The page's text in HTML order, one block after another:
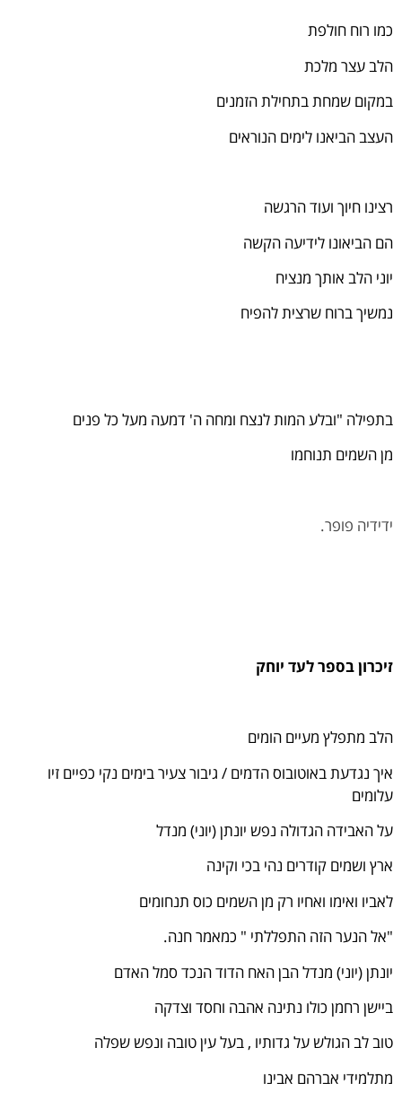
כמו רוח חולפת
הלב עצר מלכת
במקום שמחת בתחילת הזמנים
העצב הביאנו לימים הנוראים
רצינו חיוך ועוד הרגשה
הם הביאונו לידיעה הקשה
יוני הלב אותך מנציח
נמשיך ברוח שרצית להפיח
בתפילה "ובלע המות לנצח ומחה ה' דמעה מעל כל פנים
מן השמים תנוחמו
ידידיה פופר.
זיכרון בספר לעד יוחק
הלב מתפלץ מעיים הומים
איך נגדעת באוטובוס הדמים / גיבור צעיר בימים נקי כפיים זיו
עלומים
על האבידה הגדולה נפש יונתן (יוני) מנדל
ארץ ושמים קודרים נהי בכי וקינה
לאביו ואימו ואחיו רק מן השמים כוס תנחומים
"אל הנער הזה התפללתי " כמאמר חנה.
יונתן (יוני) מנדל הבן האח הדוד הנכד סמל האדם
ביישן רחמן כולו נתינה אהבה וחסד וצדקה
טוב לב הגולש על גדותיו , בעל עין טובה ונפש שפלה
מתלמידי אברהם אבינו